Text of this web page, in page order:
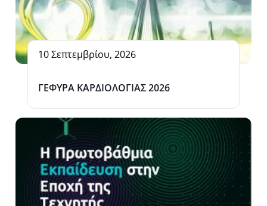
10 Σεπτεμβρίου, 2026
ΓΕΦΥΡΑ ΚΑΡΔΙΟΛΟΓΙΑΣ 2026